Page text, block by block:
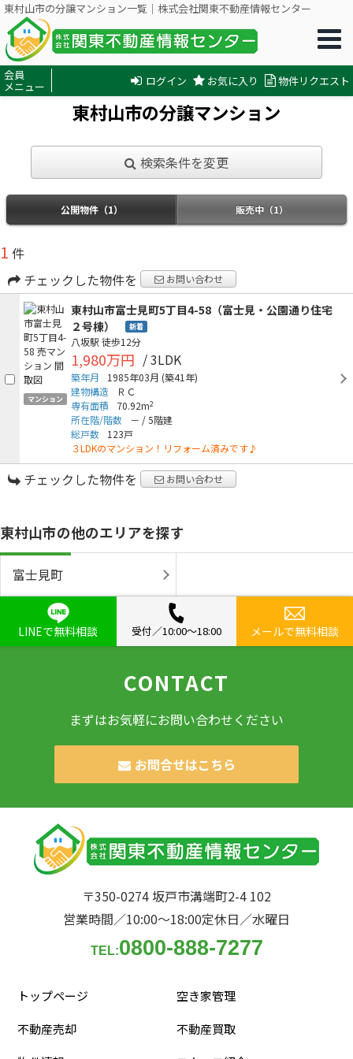
東村山市の分譲マンション一覧｜株式会社関東不動産情報センター
会員
メニュー ログイン お気に入り 物件リクエスト
東村山市の分譲マンション
検索条件を変更
公開物件（1） 販売中（1）
1 件
チェックした物件を
お問い合わせ
マンション
東村山市富士見町5丁目4-58（富士見・公園通り住宅
２号棟）
新着
八坂駅 徒歩12分
1,980万円 / 3LDK
築年月 1985年03月 (築41年)
建物構造
ＲＣ
専有面積
70.92m2
所在階/階数 － /5階建
総戸数
123戸
３LDKのマンション！リフォーム済みです♪
チェックした物件を お問い合わせ
東村山市の他のエリアを探す
富士見町
LINEで無料相談 受付／10:00〜18:00 メールで無料相談
CONTACT
まずはお気軽にお問い合わせください
お問合せはこちら
〒350-0274 坂戸市溝端町2-4 102
営業時間／10:00〜18:00定休日／水曜日
TEL:0800-888-7277
トップページ
空き家管理
不動産売却
不動産買取